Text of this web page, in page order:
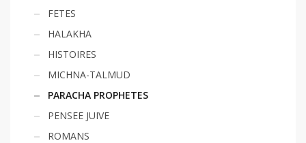
FETES
HALAKHA
HISTOIRES
MICHNA-TALMUD
PARACHA PROPHETES
PENSEE JUIVE
ROMANS